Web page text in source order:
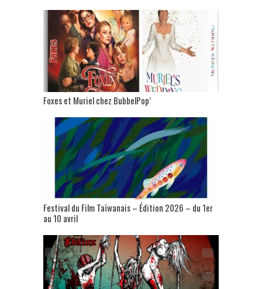
Foxes et Muriel chez BubbelPop’
Festival du Film Taïwanais – Édition 2026 – du 1er
au 10 avril